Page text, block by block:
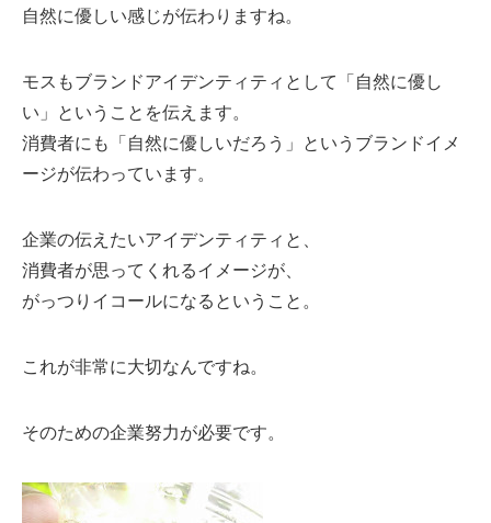
自然に優しい感じが伝わりますね。
モスもブランドアイデンティティとして「自然に優し
い」ということを伝えます。
消費者にも「自然に優しいだろう」というブランドイメ
ージが伝わっています。
企業の伝えたいアイデンティティと、
消費者が思ってくれるイメージが、
がっつりイコールになるということ。
これが非常に大切なんですね。
そのための企業努力が必要です。